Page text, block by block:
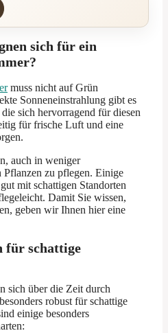
sich für ein
muss nicht auf Grün
Sonneneinstrahlung gibt es
sich hervorragend für diesen
für frische Luft und eine
auch in weniger
zu pflegen. Einige
mit schattigen Standorten
Damit Sie wissen,
geben wir Ihnen hier eine
für schattige
sich über die Zeit durch
robust für schattige
einige besonders